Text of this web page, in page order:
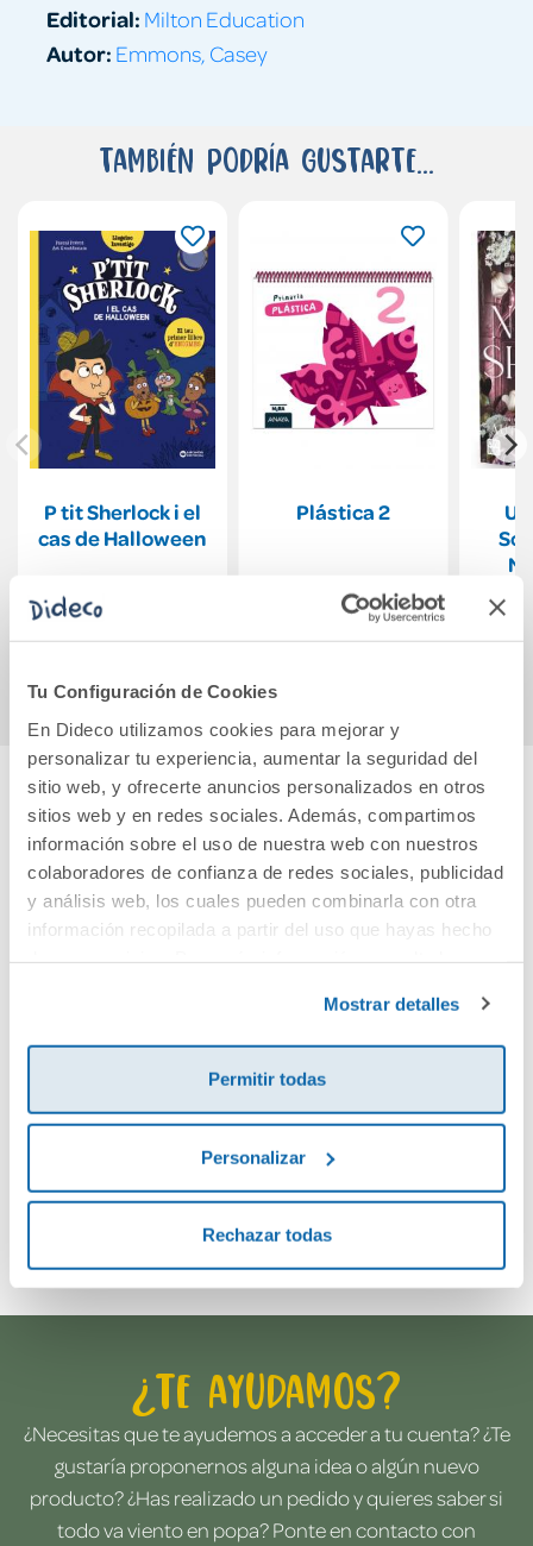
Tu Configuración de Cookies
En Dideco utilizamos cookies para mejorar y
personalizar tu experiencia, aumentar la seguridad del
sitio web, y ofrecerte anuncios personalizados en otros
sitios web y en redes sociales. Además, compartimos
información sobre el uso de nuestra web con nuestros
colaboradores de confianza de redes sociales, publicidad
y análisis web, los cuales pueden combinarla con otra
información recopilada a partir del uso que hayas hecho
Mostrar detalles
Permitir todas
Personalizar
Rechazar todas
Editorial: Milton Education
Autor: Emmons, Casey
También podría gustarte...
P tit Sherlock i el
cas de Halloween
7,95€
Plástica 2
35,37€
Cuéntanos tu opinión
¡Sé el primero en valorar este producto!
Envía tu opinión
¿Te ayudamos?
¿Necesitas que te ayudemos a acceder a tu cuenta? ¿Te
gustaría proponernos alguna idea o algún nuevo
producto? ¿Has realizado un pedido y quieres saber si
todo va viento en popa? Ponte en contacto con